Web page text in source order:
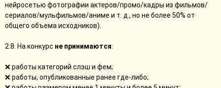
нейросетью фотографии актеров/промо/кадры из фильмов/
сериалов/мульфильмов/аниме и т. д., но не более 50% от
общего объема исходников).
2.8. На конкурс не принимаются:
❌ работы категорий слэш и фем;
❌ работы, опубликованные ранее где-либо;